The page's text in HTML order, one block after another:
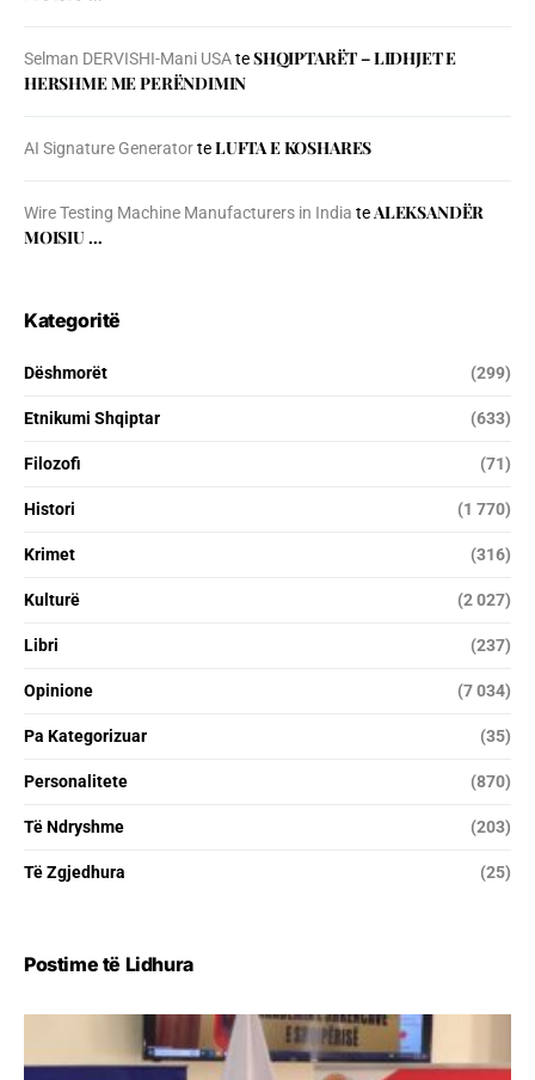
Selman DERVISHI-Mani USAteSHQIPTARËT – LIDHJET E
HERSHME ME PERËNDIMIN
AI Signature GeneratorteLUFTA E KOSHARES
Wire Testing Machine Manufacturers in India teALEKSANDËR
MOISIU …
Kategoritë
Dëshmorët (299)
Etnikumi Shqiptar (633)
Filozofi (71)
Histori (1 770)
Krimet (316)
Kulturë (2 027)
Libri (237)
Opinione (7 034)
Pa Kategorizuar (35)
Personalitete (870)
Të Ndryshme (203)
Të Zgjedhura (25)
Postime të Lidhura